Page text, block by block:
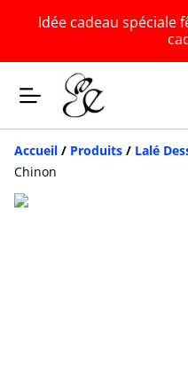
Idée cadeau spéciale
Accueil / Produits / Lalé
Chinon